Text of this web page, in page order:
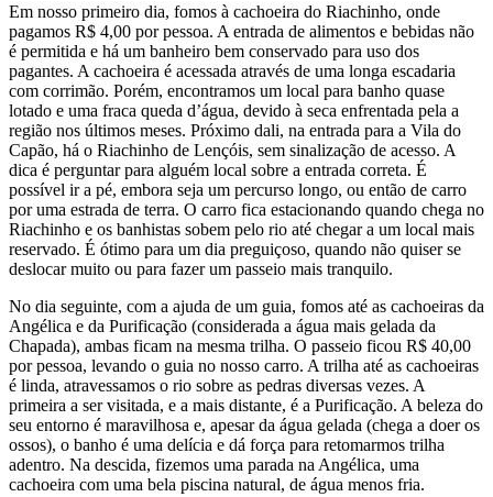
Em nosso primeiro dia, fomos à cachoeira do Riachinho, onde
pagamos R$ 4,00 por pessoa. A entrada de alimentos e bebidas não
é permitida e há um banheiro bem conservado para uso dos
pagantes. A cachoeira é acessada através de uma longa escadaria
com corrimão. Porém, encontramos um local para banho quase
lotado e uma fraca queda d’água, devido à seca enfrentada pela a
região nos últimos meses. Próximo dali, na entrada para a Vila do
Capão, há o Riachinho de Lençóis, sem sinalização de acesso. A
dica é perguntar para alguém local sobre a entrada correta. É
possível ir a pé, embora seja um percurso longo, ou então de carro
por uma estrada de terra. O carro fica estacionando quando chega no
Riachinho e os banhistas sobem pelo rio até chegar a um local mais
reservado. É ótimo para um dia preguiçoso, quando não quiser se
deslocar muito ou para fazer um passeio mais tranquilo.
No dia seguinte, com a ajuda de um guia, fomos até as cachoeiras da
Angélica e da Purificação (considerada a água mais gelada da
Chapada), ambas ficam na mesma trilha. O passeio ficou R$ 40,00
por pessoa, levando o guia no nosso carro. A trilha até as cachoeiras
é linda, atravessamos o rio sobre as pedras diversas vezes. A
primeira a ser visitada, e a mais distante, é a Purificação. A beleza do
seu entorno é maravilhosa e, apesar da água gelada (chega a doer os
ossos), o banho é uma delícia e dá força para retomarmos trilha
adentro. Na descida, fizemos uma parada na Angélica, uma
cachoeira com uma bela piscina natural, de água menos fria.